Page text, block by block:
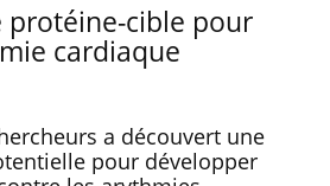
protéine-cible pour
cardiaque
a découvert une
pour développer